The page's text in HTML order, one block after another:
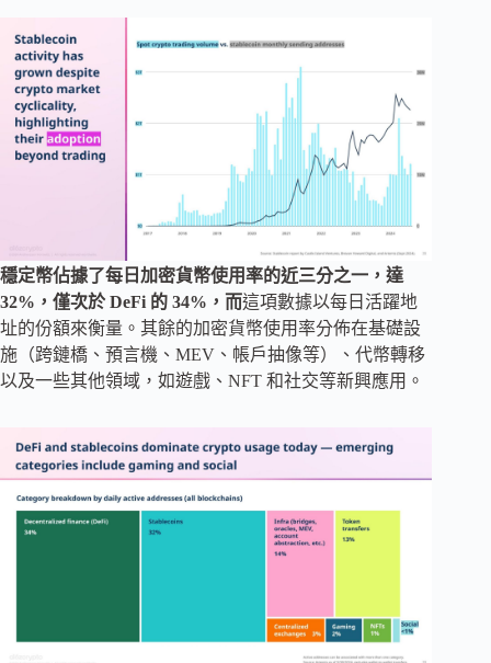
穩定幣佔據了每日加密貨幣使用率的近三分之一，達
32%，僅次於 DeFi 的 34%，而這項數據以每日活躍地
址的份額來衡量。其餘的加密貨幣使用率分佈在基礎設
施（跨鏈橋、預言機、MEV、帳戶抽像等）、代幣轉移
以及一些其他領域，如遊戲、NFT 和社交等新興應用。